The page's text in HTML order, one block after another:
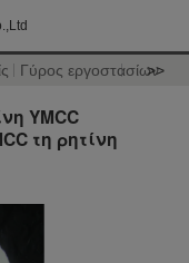
Γύρος εργοστασίων
>>
YMCC
τη ρητίνη